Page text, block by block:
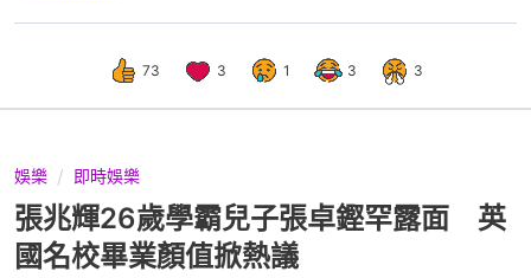
73 3 1 3 3
娛樂 即時娛樂
張兆輝26歲學霸兒子張卓鏗罕露面 英
國名校畢業顏值掀熱議